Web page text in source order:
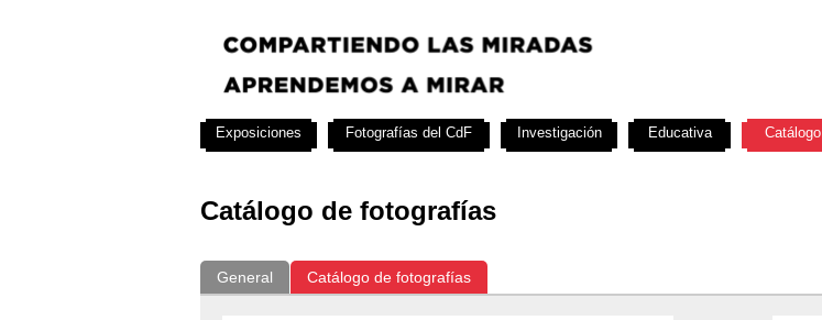
Catálogo de fotografías
General Catálogo de fotografías
Exposiciones Fotografías del CdF Investigación Educativa Catálogo